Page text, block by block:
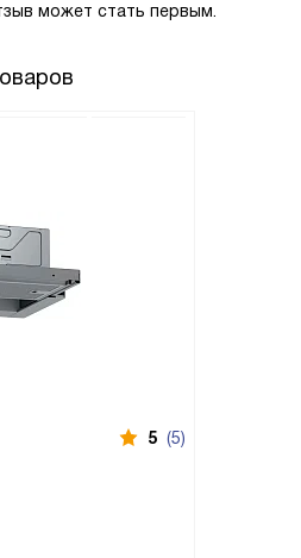
может стать первым.
5 (5)